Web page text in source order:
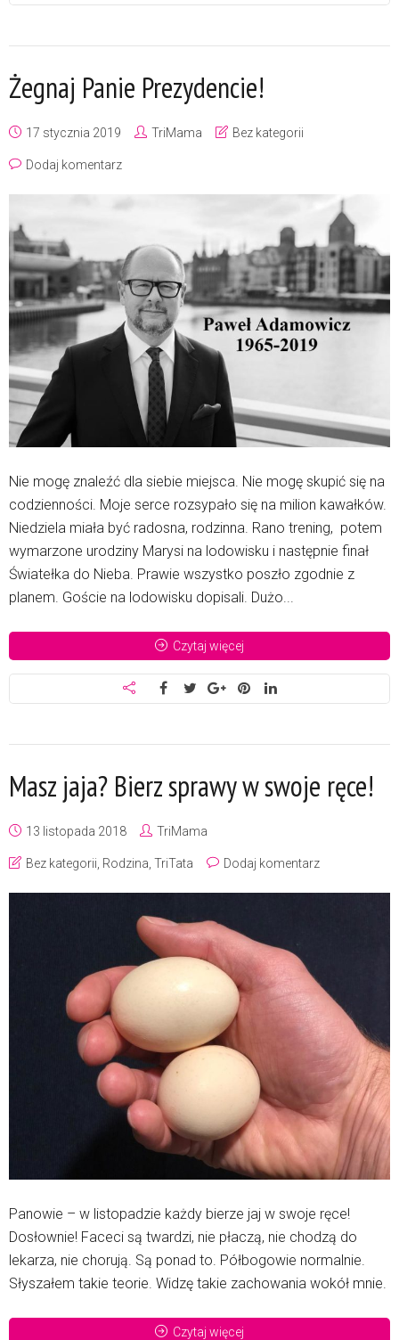
Żegnaj Panie Prezydencie!
17 stycznia 2019 TriMama Bez kategorii
Dodaj komentarz
Nie mogę znaleźć dla siebie miejsca. Nie mogę skupić się na
codzienności. Moje serce rozsypało się na milion kawałków.
Niedziela miała być radosna, rodzinna. Rano trening, potem
wymarzone urodziny Marysi na lodowisku i następnie finał
Światełka do Nieba. Prawie wszystko poszło zgodnie z
planem. Goście na lodowisku dopisali. Dużo...
Czytaj więcej
Masz jaja? Bierz sprawy w swoje ręce!
13 listopada 2018 TriMama
Bez kategorii, Rodzina, TriTata Dodaj komentarz
Panowie – w listopadzie każdy bierze jaj w swoje ręce!
Dosłownie! Faceci są twardzi, nie płaczą, nie chodzą do
lekarza, nie chorują. Są ponad to. Półbogowie normalnie.
Słyszałem takie teorie. Widzę takie zachowania wokół mnie.
Czytaj więcej